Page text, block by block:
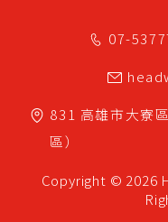
07-
831 高雄市大寮
區）
Copyright © 2026